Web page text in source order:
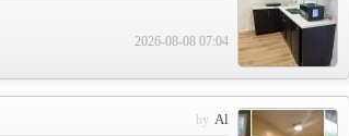
2026-08-08 07:04
Al